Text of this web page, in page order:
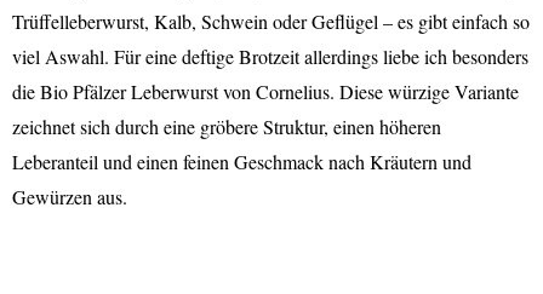
Trüffelleberwurst, Kalb, Schwein oder Geflügel – es gibt einfach so
viel Aswahl. Für eine deftige Brotzeit allerdings liebe ich besonders
die Bio Pfälzer Leberwurst von Cornelius. Diese würzige Variante
zeichnet sich durch eine gröbere Struktur, einen höheren
Leberanteil und einen feinen Geschmack nach Kräutern und
Gewürzen aus.